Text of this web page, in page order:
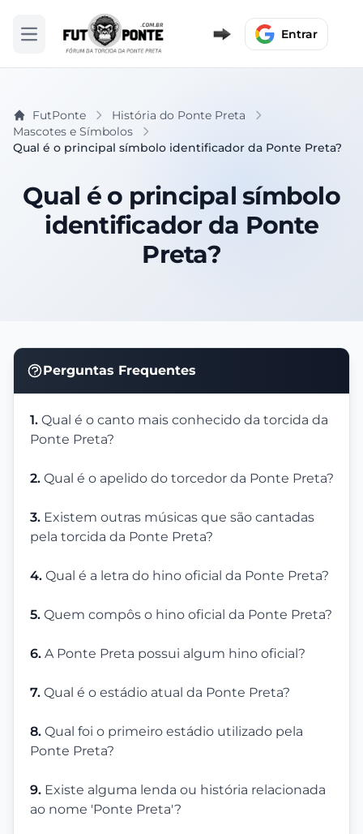
Abrir menu Entrar
FutPonte
História do Ponte Preta
Mascotes e Símbolos
Qual é o principal símbolo identificador da Ponte Preta?
Qual é o principal símbolo
identificador da Ponte
Preta?
Perguntas Frequentes
1. Qual é o canto mais conhecido da torcida da
Ponte Preta?
2. Qual é o apelido do torcedor da Ponte Preta?
3. Existem outras músicas que são cantadas
pela torcida da Ponte Preta?
4. Qual é a letra do hino oficial da Ponte Preta?
5. Quem compôs o hino oficial da Ponte Preta?
6. A Ponte Preta possui algum hino oficial?
7. Qual é o estádio atual da Ponte Preta?
8. Qual foi o primeiro estádio utilizado pela
Ponte Preta?
9. Existe alguma lenda ou história relacionada
ao nome 'Ponte Preta'?